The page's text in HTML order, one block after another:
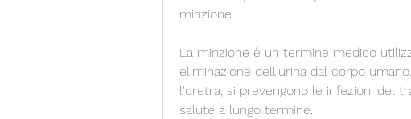
minzione
La minzione è un termine medico
eliminazione dell'urina dal corpo
l'uretra, si prevengono le infezioni del
salute a lungo termine.